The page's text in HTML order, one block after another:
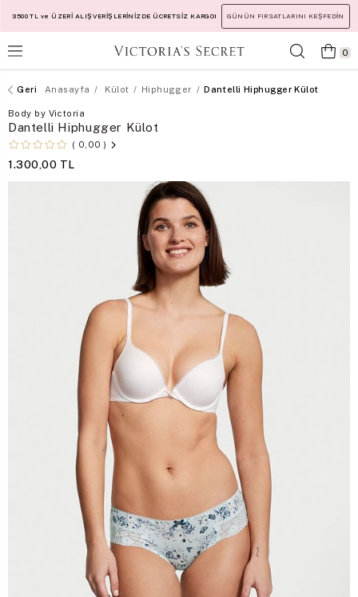
3500 TL ve ÜZERİ ALIŞVERİŞLERİNİZDE ÜCRETSİZ KARGO! GÜNÜN FIRSATLARINI KEŞFEDİN
0
Anasayfa Külot Hiphugger Dantelli Hiphugger Külot
Body by Victoria
Dantelli Hiphugger Külot
0,00
1.300,00 TL